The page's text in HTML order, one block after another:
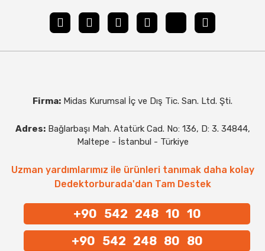
Firma: Midas Kurumsal İç ve Dış Tic. San. Ltd. Şti.
Adres: Bağlarbaşı Mah. Atatürk Cad. No: 136, D: 3. 34844,
Maltepe - İstanbul - Türkiye
Uzman yardımlarımız ile ürünleri tanımak daha kolay
Dedektorburada'dan Tam Destek
+90 542 248 10 10
+90 542 248 80 80